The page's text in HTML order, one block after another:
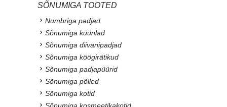
SÕNUMIGA TOOTED
Numbriga padjad
Sõnumiga küünlad
Sõnumiga diivanipadjad
Sõnumiga köögirätikud
Sõnumiga padjapüürid
Sõnumiga põlled
Sõnumiga kotid